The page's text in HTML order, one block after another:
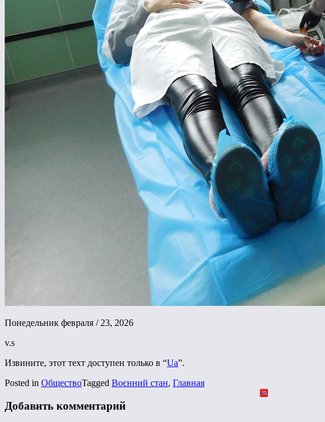
Понедельник февраля / 23, 2026
v.s
Извините, этот техт доступен только в “Ua”.
Posted in ОбществоTagged Воєнний стан, Главная
Добавить комментарий